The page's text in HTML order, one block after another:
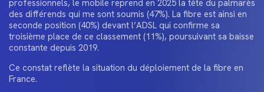
professionnels, le mobile reprend en 2025 la tête du palmarès
des différends qui me sont soumis (47%). La fibre est ainsi en
seconde position (40%) devant l’ADSL qui confirme sa
troisième place de ce classement (11%), poursuivant sa baisse
constante depuis 2019.
Ce constat reflète la situation du déploiement de la fibre en
France.